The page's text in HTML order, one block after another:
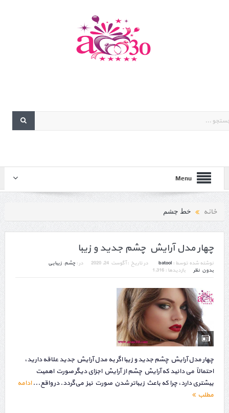
Menu
خانه خط چشم
چهار مدل آرایش چشم جدید و زیبا
نوشته شده توسط : batool در تاریخ :آگوست 24, 2020 در : چشم, زیبایی
بدون نظر
بازدیدها : 1,316
چهار مدل آرایش چشم جدید و زیبا اگر به مدل آرایش جدید علاقه دارید،
احتمالاً می دانید که آرایش چشم از آرایش اجزای دیگر صورت اهمیت
بیشتری دارد، چرا که باعث زیباتر شدن صورت نیز می‌گردد. در واقع...ادامه
مطلب